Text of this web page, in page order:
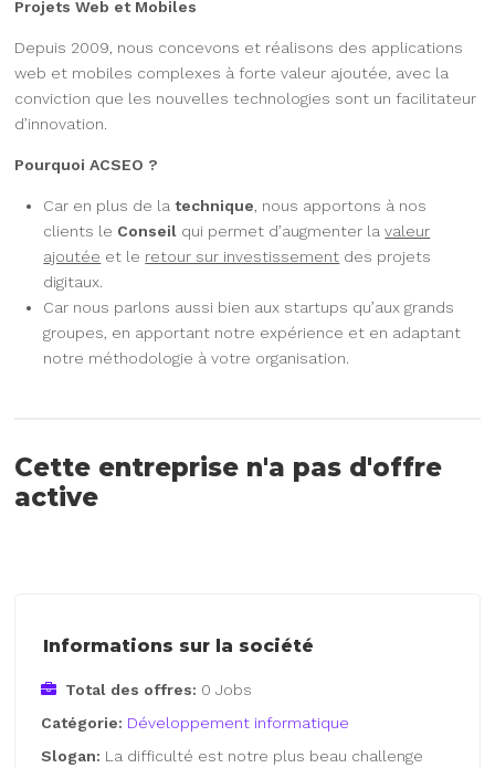
Projets Web et Mobiles
Depuis 2009, nous concevons et réalisons des applications
web et mobiles complexes à forte valeur ajoutée, avec la
conviction que les nouvelles technologies sont un facilitateur
d’innovation.
Pourquoi ACSEO ?
Car en plus de latechnique , nous apportons à nos
clients le Conseil qui permet d’augmenter lavaleur
ajoutée et le retour sur investissement des projets
digitaux.
Car nous parlons aussi bien aux startups qu’aux grands
groupes, en apportant notre expérience et en adaptant
notre méthodologie à votre organisation.
Cette entreprise n'a pas d'offre
active
Informations sur la société
Total des offres: 0 Jobs
Catégorie: Développement informatique
Slogan: La difficulté est notre plus beau challenge